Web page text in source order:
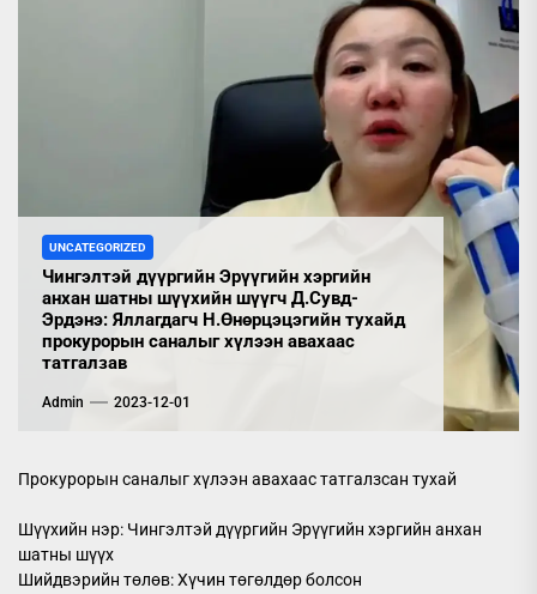
UNCATEGORIZED
Чингэлтэй дүүргийн Эрүүгийн хэргийн
анхан шатны шүүхийн шүүгч Д.Сувд-
Эрдэнэ: Яллагдагч Н.Өнөрцэцэгийн тухайд
прокурорын саналыг хүлээн авахаас
татгалзав
Admin 2023-12-01
Прокурорын саналыг хүлээн авахаас татгалзсан тухай
Шүүхийн нэр: Чингэлтэй дүүргийн Эрүүгийн хэргийн анхан
шатны шүүх
Шийдвэрийн төлөв: Хүчин төгөлдөр болсон